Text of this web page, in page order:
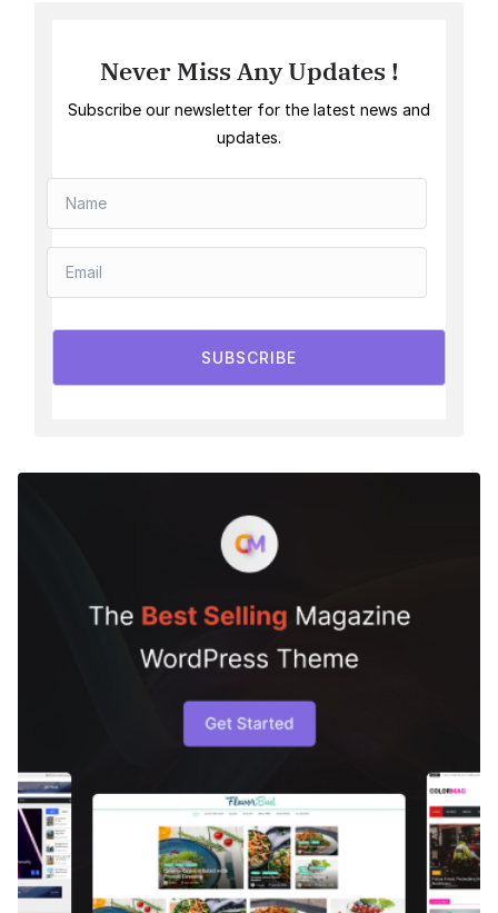
Never Miss Any Updates !
Subscribe our newsletter for the latest news and
updates.
SUBSCRIBE